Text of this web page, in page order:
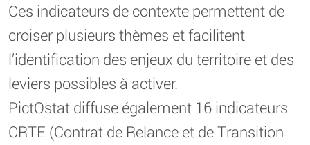
Ces indicateurs de contexte permettent de
croiser plusieurs thèmes et facilitent
l’identification des enjeux du territoire et des
leviers possibles à activer.
PictOstat diffuse également 16 indicateurs
CRTE (Contrat de Relance et de Transition